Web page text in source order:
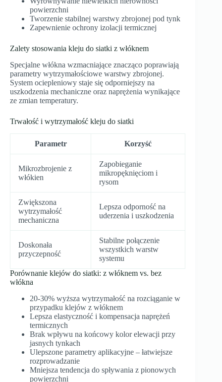
powierzchni
Tworzenie stabilnej warstwy zbrojonej pod tynk
Zapewnienie ochrony izolacji termicznej
Zalety stosowania kleju do siatki z włóknem
Specjalne włókna wzmacniające znacząco poprawiają
parametry wytrzymałościowe warstwy zbrojonej.
System ociepleniowy staje się odporniejszy na
uszkodzenia mechaniczne oraz naprężenia wynikające
ze zmian temperatury.
Trwałość i wytrzymałość kleju do siatki
Parametr Korzyść
Mikrozbrojenie z
włókien
Zapobieganie
mikropęknięciom i
rysom
Zwiększona
wytrzymałość
mechaniczna
Lepsza odporność na
uderzenia i uszkodzenia
Doskonała
przyczepność
Stabilne połączenie
wszystkich warstw
systemu
Porównanie klejów do siatki: z włóknem vs. bez
włókna
20-30% wyższa wytrzymałość na rozciąganie w
przypadku klejów z włóknem
Lepsza elastyczność i kompensacja naprężeń
termicznych
Brak wpływu na końcowy kolor elewacji przy
jasnych tynkach
Ulepszone parametry aplikacyjne – łatwiejsze
rozprowadzanie
Mniejsza tendencja do spływania z pionowych
powierzchni